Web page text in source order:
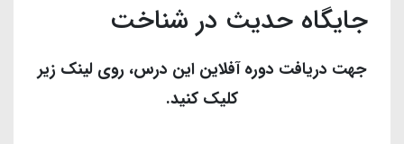
جایگاه حدیث در شناخت
جهت دریافت دوره آفلاین این درس، روی لینک زیر
کلیک کنید.